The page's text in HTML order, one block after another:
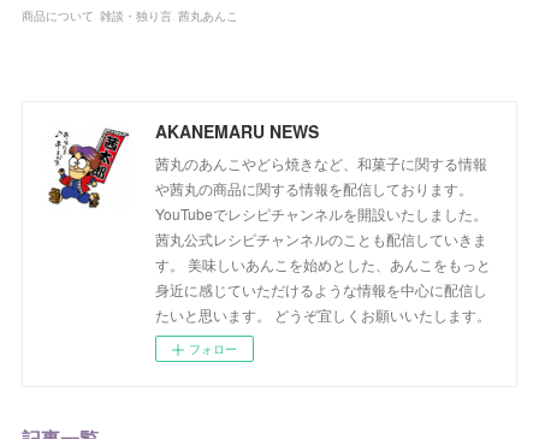
商品について 雑談・独り言 茜丸あんこ
AKANEMARU NEWS
茜丸のあんこやどら焼きなど、和菓子に関する情報
や茜丸の商品に関する情報を配信しております。
YouTubeでレシピチャンネルを開設いたしました。
茜丸公式レシピチャンネルのことも配信していきま
す。 美味しいあんこを始めとした、あんこをもっと
身近に感じていただけるような情報を中心に配信し
たいと思います。 どうぞ宜しくお願いいたします。
フォロー